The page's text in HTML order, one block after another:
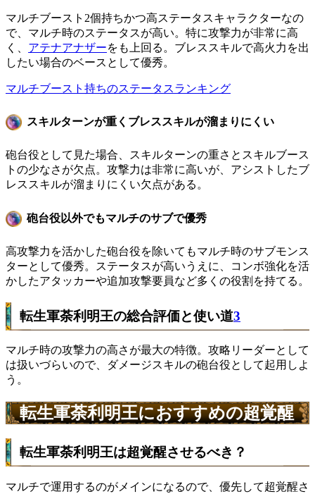
マルチブースト2個持ちかつ高ステータスキャラクターなの
で、マルチ時のステータスが高い。特に攻撃力が非常に高
く、 アテナアナザーをも上回る。ブレススキルで高火力を出
したい場合のベースとして優秀。
マルチブースト持ちのステータスランキング
スキルターンが重くブレススキルが溜まりにくい
砲台役として見た場合、スキルターンの重さとスキルブース
トの少なさが欠点。攻撃力は非常に高いが、アシストしたブ
レススキルが溜まりにくい欠点がある。
砲台役以外でもマルチのサブで優秀
高攻撃力を活かした砲台役を除いてもマルチ時のサブモンス
ターとして優秀。ステータスが高いうえに、コンボ強化を活
かしたアタッカーや追加攻撃要員など多くの役割を持てる。
転生軍荼利明王の総合評価と使い道3
マルチ時の攻撃力の高さが最大の特徴。攻略リーダーとして
は扱いづらいので、ダメージスキルの砲台役として起用しよ
う。
転生軍荼利明王におすすめの超覚醒
転生軍荼利明王は超覚醒させるべき？
マルチで運用するのがメインになるので、優先して超覚醒さ